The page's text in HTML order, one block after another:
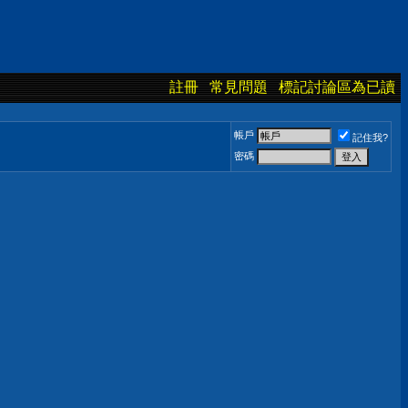
註冊 常見問題 標記討論區為已讀
帳戶
記住我?
密碼